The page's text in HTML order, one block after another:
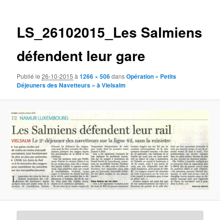
LS_26102015_Les Salmiens
défendent leur gare
Publié le26-10-2015 à1266 × 506dansOpération « Petits
Déjeuners des Navetteurs » à Vielsalm